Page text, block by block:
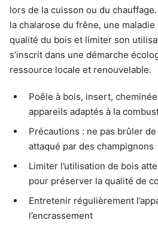
lors de la cuisson ou du
la chalarose du frêne, une
qualité du bois et limiter son
s’inscrit dans une démarche
ressource locale et renouvelable.
Poêle à bois, insert,
appareils adaptés à la
Précautions : ne pas brûler
attaqué par des champignons
Limiter l’utilisation de bois
pour préserver la qualité de
Entretenir régulièrement
l’encrassement